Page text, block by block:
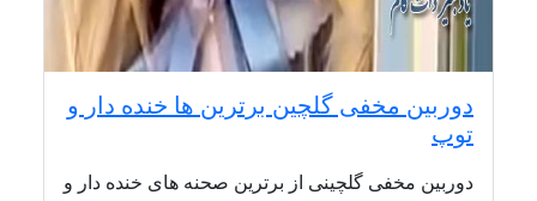
دوربین مخفی گلچین برترین ها خنده دار و
توپ
دوربین مخفی گلچینی از برترین صحنه های خنده دار و